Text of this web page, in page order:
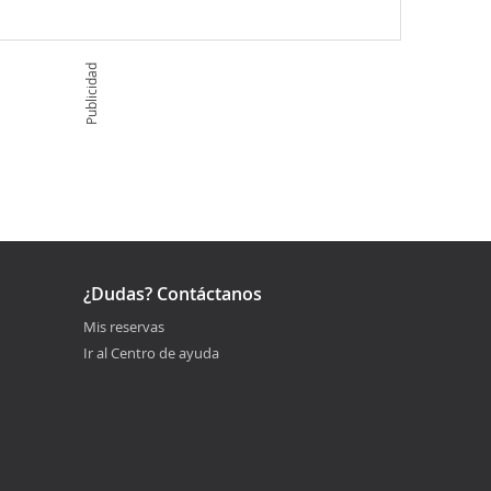
Publicidad
¿Dudas? Contáctanos
Mis reservas
Ir al Centro de ayuda